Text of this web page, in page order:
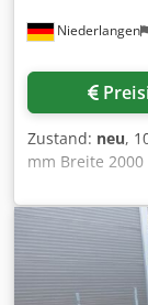
befindet sich im
Der Anhänger
Zustand. Der
inklusive der
Fahrverhalten.
gerne
zzgl. MwSt.
Besichtigung
Niederlangen
Zustand: neu,
mm Breite
ab Lager